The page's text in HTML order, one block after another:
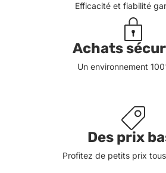
Efficacité et fiabilité
Achats
Un environnement
Des prix
Profitez de petits prix